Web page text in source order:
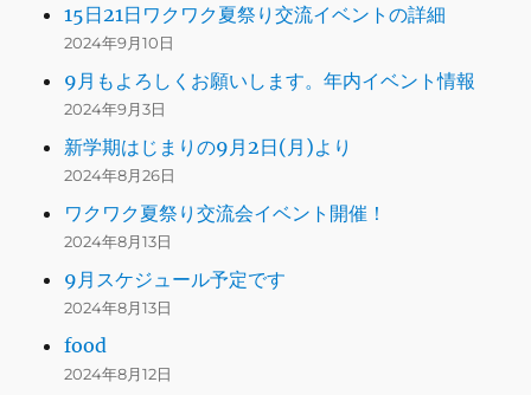
15日21日ワクワク夏祭り交流イベントの詳細
2024年9月10日
9月もよろしくお願いします。年内イベント情報
2024年9月3日
新学期はじまりの9月2日(月)より
2024年8月26日
ワクワク夏祭り交流会イベント開催！
2024年8月13日
9月スケジュール予定です
2024年8月13日
food
2024年8月12日